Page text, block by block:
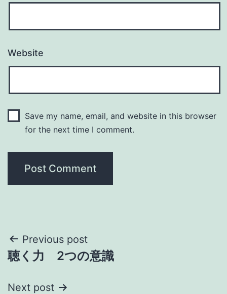
Website
Save my name, email, and website in this browser
for the next time I comment.
Post
navigation
Previous post
聴く力 2つの意識
Next post